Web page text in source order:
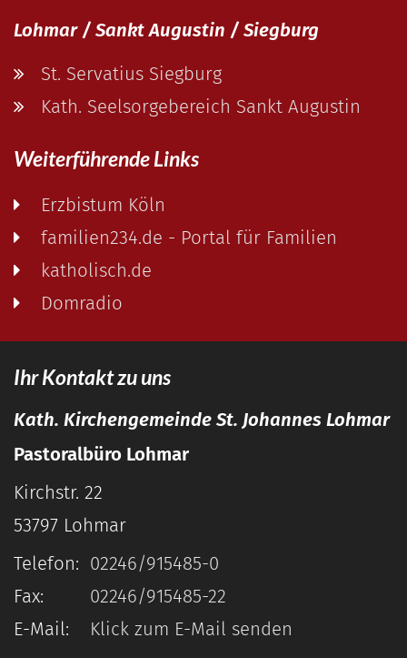
Lohmar / Sankt Augustin / Siegburg
St. Servatius Siegburg
Kath. Seelsorgebereich Sankt Augustin
Weiterführende Links
Erzbistum Köln
familien234.de - Portal für Familien
katholisch.de
Domradio
Ihr Kontakt zu uns
Kath. Kirchengemeinde St. Johannes Lohmar
Pastoralbüro Lohmar
Kirchstr. 22
53797 Lohmar
Telefon: 02246/915485-0
Fax:
02246/915485-22
E-Mail:
Klick zum E-Mail senden